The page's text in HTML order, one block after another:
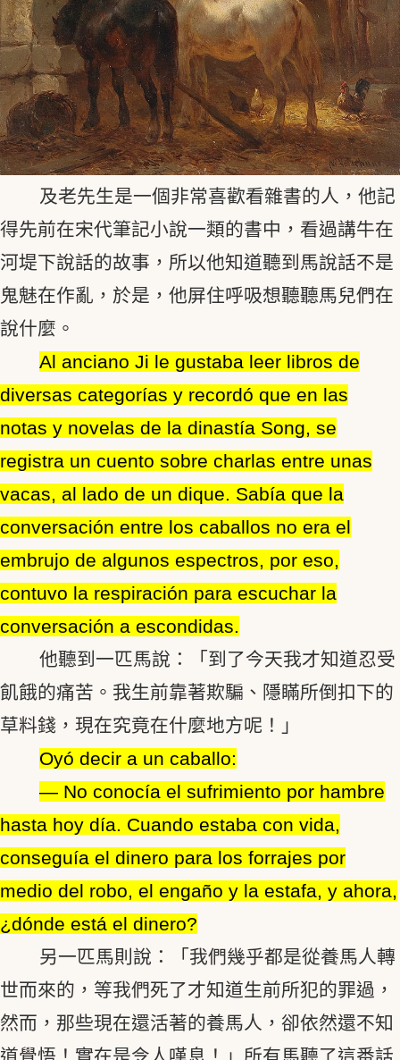
及老先生是一個非常喜歡看雜書的人，他記
得先前在宋代筆記小說一類的書中，看過講牛在
河堤下說話的故事，所以他知道聽到馬說話不是
鬼魅在作亂，於是，他屏住呼吸想聽聽馬兒們在
說什麼。
Al anciano Ji le gustaba leer libros de
diversas categorías y recordó que en las
notas y novelas de la dinastía Song, se
registra un cuento sobre charlas entre unas
vacas, al lado de un dique. Sabía que la
conversación entre los caballos no era el
embrujo de algunos espectros, por eso,
contuvo la respiración para escuchar la
conversación a escondidas.
他聽到一匹馬說：「到了今天我才知道忍受
飢餓的痛苦。我生前靠著欺騙、隱瞞所倒扣下的
草料錢，現在究竟在什麼地方呢！」
Oyó decir a un caballo:
― No conocía el sufrimiento por hambre
hasta hoy día. Cuando estaba con vida,
conseguía el dinero para los forrajes por
medio del robo, el engaño y la estafa, y ahora,
¿dónde está el dinero?
另一匹馬則說：「我們幾乎都是從養馬人轉
世而來的，等我們死了才知道生前所犯的罪過，
然而，那些現在還活著的養馬人，卻依然還不知
道覺悟！實在是令人嘆息！」所有馬聽了這番話